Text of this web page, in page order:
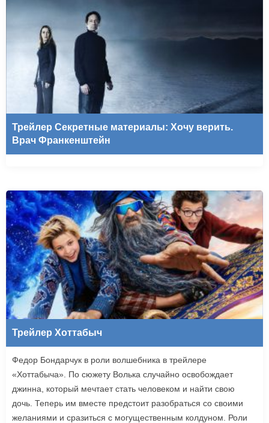
Трейлер Секретные материалы: Хочу верить.
Врач Франкенштейн
Трейлер Хоттабыч
Федор Бондарчук в роли волшебника в трейлере
«Хоттабыча». По сюжету Волька случайно освобождает
джинна, который мечтает стать человеком и найти свою
дочь. Теперь им вместе предстоит разобраться со своими
желаниями и сразиться с могущественным колдуном. Роли